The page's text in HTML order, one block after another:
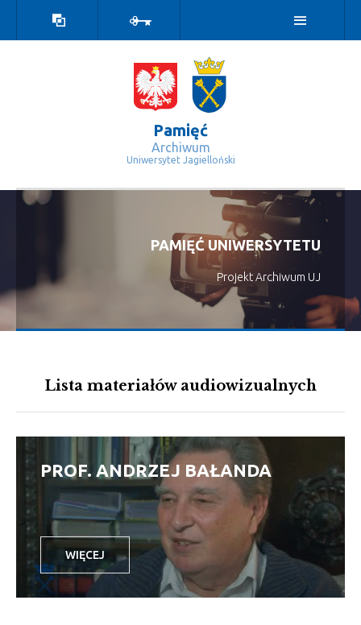
kontrastowa
Pamięć
Archiwum
Uniwersytet Jagielloński
Strona główna - Pamięć
PAMIĘĆ UNIWERSYTETU
Projekt Archiwum UJ
Lista materiałów audiowizualnych
PROF. ANDRZEJ BAŁANDA
WIĘCEJ